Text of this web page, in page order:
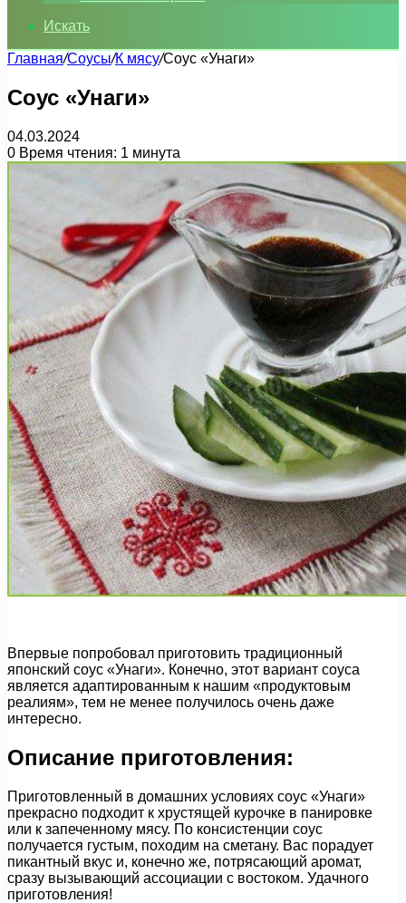
Искать
Главная/Соусы/К мясу/Соус «Унаги»
Соус «Унаги»
04.03.2024
0 Время чтения: 1 минута
Впервые попробовал приготовить традиционный
японский соус «Унаги». Конечно, этот вариант соуса
является адаптированным к нашим «продуктовым
реалиям», тем не менее получилось очень даже
интересно.
Описание приготовления:
Приготовленный в домашних условиях соус «Унаги»
прекрасно подходит к хрустящей курочке в панировке
или к запеченному мясу. По консистенции соус
получается густым, походим на сметану. Вас порадует
пикантный вкус и, конечно же, потрясающий аромат,
сразу вызывающий ассоциации с востоком. Удачного
приготовления!